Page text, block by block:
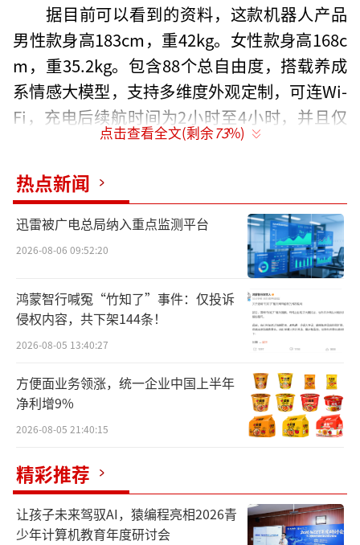
据目前可以看到的资料，这款机器人产品
男性款身高183cm，重42kg。女性款身高168c
m，重35.2kg。包含88个总自由度，搭载养成
系情感大模型，支持多维度外观定制，可连Wi-
Fi，充电后续航时间为2小时至4小时，并且仅
限成年人购买。
从厂家剧透的图片看，该款机器人与真人
高度相似，显然该机器人提供的不是具体的帮
助做某一项工作的“劳动价值”，而是陪你聊
天的“情感价值”，而“劳动价值”的机器人
考验实用性，“情感价值”则只需要“情
绪”付费，显然更容易让消费者买单。
预售数据也能窥探一二。自6月2日开启预
售后，这款U1预订量持续上涨。截至6月18
日，优必选“优世界京东自营旗舰店”显示，
这款产品的预售数量已超4600台。截至6月21
单突破5000台，成为国内预售量最高的消费级
全尺寸人形机器人产品，标志着人形机器人正
式从工业场景走向大众家庭消费市场。
点击查看全文(剩余73%)
热点新闻
迅雷被广电总局纳入重点监测平台
2026-08-06 09:52:20
鸿蒙智行喊冤“竹知了”事件：仅投诉
侵权内容，共下架144条！
2026-08-05 13:40:27
方便面业务领涨，统一企业中国上半年
净利增9%
2026-08-05 21:40:15
精彩推荐
让孩子未来驾驭AI，猿编程亮相2026青
少年计算机教育年度研讨会